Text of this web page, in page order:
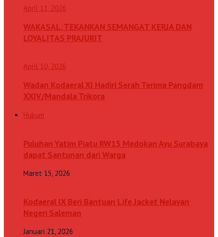
April 11, 2026
WAKASAL, TEKANKAN SEMANGAT KERJA DAN
LOYALITAS PRAJURIT
April 10, 2026
Wadan Kodaeral XI Hadiri Serah Terima Pangdam
XXIV/Mandala Trikora
Hukum
Puluhan Yatim Piatu RW15 Medokan Ayu Surabaya
dapat Santunan dari Warga
Maret 15, 2026
Kodaeral IX Beri Bantuan Life Jacket Nelayan
Negeri Saleman
Januari 21, 2026